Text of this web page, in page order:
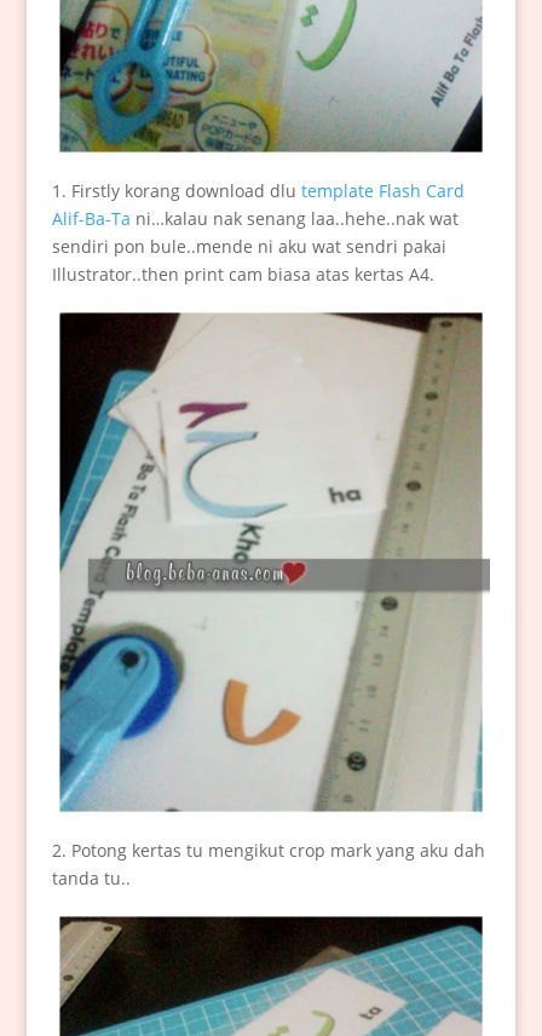
1. Firstly korang download dlu template Flash Card
Alif-Ba-Ta ni…kalau nak senang laa..hehe..nak wat
sendiri pon bule..mende ni aku wat sendri pakai
Illustrator..then print cam biasa atas kertas A4.
2. Potong kertas tu mengikut crop mark yang aku dah
tanda tu..